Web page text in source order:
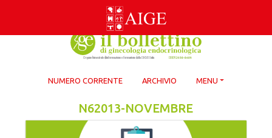
NUMERO CORRENTE ARCHIVIO MENU
N62013-NOVEMBRE